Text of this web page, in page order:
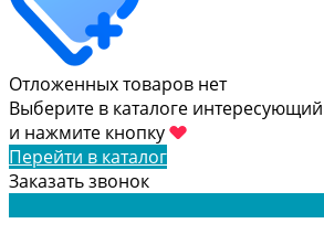
Отложенных товаров нет
Выберите в каталоге
и нажмите кнопку
Перейти в каталог
Заказать звонок